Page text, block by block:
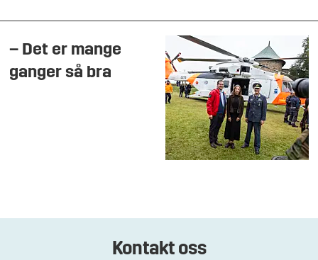
– Det er mange
ganger så bra
Kontakt oss